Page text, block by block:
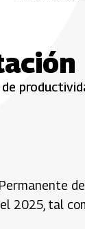
de
2025, tal